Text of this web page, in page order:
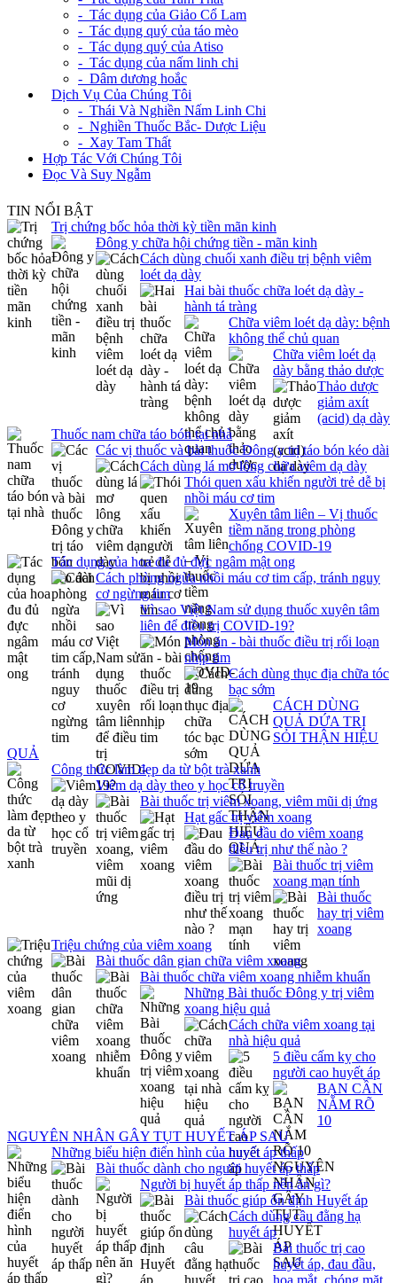
- Tác dụng của Giảo Cổ Lam
- Tác dụng quý của táo mèo
- Tác dụng quý của Atiso
- Tác dụng của nấm linh chi
- Dâm dương hoắc
Dịch Vụ Của Chúng Tôi
- Thái Và Nghiền Nấm Linh Chi
- Nghiền Thuốc Bắc- Dược Liệu
- Xay Tam Thất
Hợp Tác Với Chúng Tôi
Đọc Và Suy Ngẫm
TIN NỔI BẬT
Trị chứng bốc hỏa thời kỳ tiền mãn kinh
Đông y chữa hội chứng tiền - mãn kinh
Cách dùng chuối xanh điều trị bệnh viêm
loét dạ dày
Hai bài thuốc chữa loét dạ dày -
hành tá tràng
Chữa viêm loét dạ dày: bệnh
không thể chủ quan
Chữa viêm loét dạ
dày bằng thảo dược
Thảo dược
giảm axít
(acid) dạ dày
Thuốc nam chữa táo bón tại nhà
Các vị thuốc và bài thuốc Đông y trị táo bón kéo dài
Cách dùng lá mơ lông chữa viêm dạ dày
Thói quen xấu khiến người trẻ dễ bị
nhồi máu cơ tim
Xuyên tâm liên – Vị thuốc
tiềm năng trong phòng
chống COVID-19
Tác dụng của hoa đu đủ đực ngâm mật ong
Cách phòng ngừa nhồi máu cơ tim cấp, tránh nguy
cơ ngừng tim
Vì sao Việt Nam sử dụng thuốc xuyên tâm
liên để điều trị COVID-19?
Món ăn - bài thuốc điều trị rối loạn
nhịp tim
Cách dùng thục địa chữa tóc
bạc sớm
CÁCH DÙNG
QUẢ DỨA TRỊ
SỎI THẬN HIỆU
QUẢ
Công thức làm đẹp da từ bột trà xanh
Viêm dạ dày theo y học cổ truyền
Bài thuốc trị viêm xoang, viêm mũi dị ứng
Hạt gấc trị viêm xoang
Đau đầu do viêm xoang
điều trị như thế nào ?
Bài thuốc trị viêm
xoang mạn tính
Bài thuốc
hay trị viêm
xoang
Triệu chứng của viêm xoang
Bài thuốc dân gian chữa viêm xoang
Bài thuốc chữa viêm xoang nhiễm khuẩn
Những Bài thuốc Đông y trị viêm
xoang hiệu quả
Cách chữa viêm xoang tại
nhà hiệu quả
5 điều cấm kỵ cho
người cao huyết áp
BẠN CẦN
NẮM RÕ
10
NGUYÊN NHÂN GÂY TỤT HUYẾT ÁP SAU
Những biểu hiện điển hình của huyết áp thấp
Bài thuốc dành cho người huyết áp thấp
Người bị huyết áp thấp nên ăn gì?
Bài thuốc giúp ổn định Huyết áp
Cách dùng câu đằng hạ
huyết áp
Bài thuốc trị cao
huyết áp, đau đầu,
hoa mắt, chóng mặt